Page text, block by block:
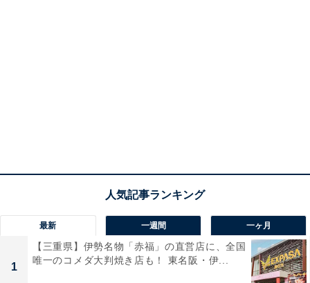
最新 一週間 一ヶ月
1
【三重県】伊勢名物「赤福」の直営店に、全国
唯一のコメダ大判焼き店も！ 東名阪・伊...